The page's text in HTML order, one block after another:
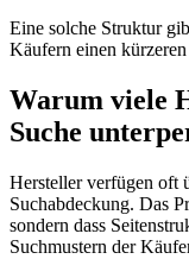
Eine solche Struktur
Käufern einen
Warum viele
Suche
Hersteller verfügen oft
Suchabdeckung. Das
sondern dass
Suchmustern der